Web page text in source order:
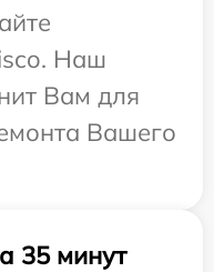
Наш
Вам для
Вашего
35 минут